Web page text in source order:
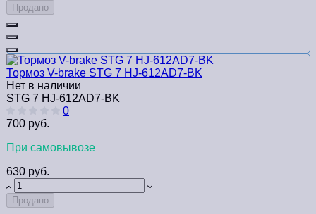
Продано
Тормоз V-brake STG 7 HJ-612AD7-BK
Нет в наличии
STG 7 HJ-612AD7-BK
0
700 руб.
При самовывозе
630 руб.
Продано